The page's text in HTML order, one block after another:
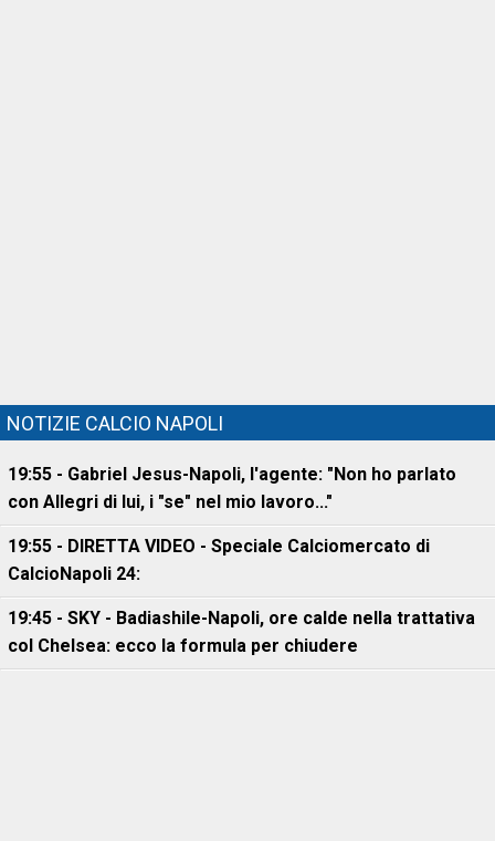
NOTIZIE CALCIO NAPOLI
19:55 - Gabriel Jesus-Napoli, l'agente: "Non ho parlato
con Allegri di lui, i "se" nel mio lavoro..."
19:55 - DIRETTA VIDEO - Speciale Calciomercato di
CalcioNapoli 24:
19:45 - SKY - Badiashile-Napoli, ore calde nella trattativa
col Chelsea: ecco la formula per chiudere